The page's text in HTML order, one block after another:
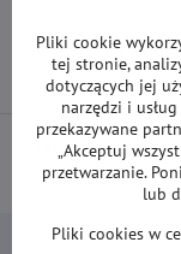
Poprzedni
DARMOWA wysyłka
Pliki cookie
tej stronie,
dotyczących jej
narzędzi i
przekazywane
„Akceptuj
przetwarzanie.
lub
Pliki cookies w